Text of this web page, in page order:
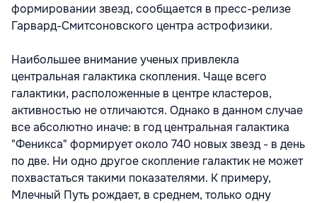
формировании звезд, сообщается в пресс-релизе
Гарвард-Смитсоновского центра астрофизики.
Наибольшее внимание ученых привлекла
центральная галактика скопления. Чаще всего
галактики, расположенные в центре кластеров,
активностью не отличаются. Однако в данном случае
все абсолютно иначе: в год центральная галактика
"Феникса" формирует около 740 новых звезд - в день
по две. Ни одно другое скопление галактик не может
похвастаться такими показателями. К примеру,
Млечный Путь рождает, в среднем, только одну